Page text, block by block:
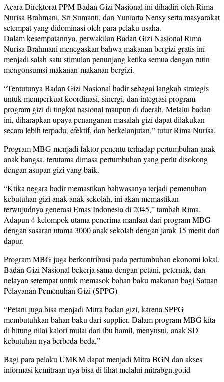
Acara Direktorat PPM Badan Gizi Nasional ini dihadiri oleh Rima
Nurisa Brahmani, Sri Sumanti, dan Yuniarta Nensy serta masyarakat
setempat yang didominasi oleh para pelaku usaha.
Dalam kesempatannya, perwakilan Badan Gizi Nasional Rima
Nurisa Brahmani menegaskan bahwa makanan bergizi gratis ini
menjadi salah satu stimulan penunjang ketika semua dengan rutin
mengonsumsi makanan-makanan bergizi.
“Tentutunya Badan Gizi Nasional hadir sebagai langkah strategis
untuk memperkuat koordinasi, sinergi, dan integrasi program-
program gizi di tingkat nasional maupun di daerah. Melalui badan
ini, diharapkan upaya penanganan masalah gizi dapat dilakukan
secara lebih terpadu, efektif, dan berkelanjutan,” tutur Rima Nurisa.
Program MBG menjadi faktor penentu terhadap pertumbuhan anak
anak bangsa, terutama dimasa pertumbuhan yang perlu disokong
dengan asupan gizi yang baik.
“Ktika negara hadir memastikan bahwasanya terjadi pemenuhan
kebutuhan gizi anak anak sekolah, ini akan memastikan
terwujudnya generasi Emas Indonesia di 2045,” tambah Rima.
Adapun 4 kelompok utama penerima manfaat dari program MBG
dengan sasaran utama 3000 anak sekolah dengan jarak 15 menit dari
dapur.
Program MBG juga berkontribusi pada pertumbuhan ekonomi lokal.
Badan Gizi Nasional bekerja sama dengan petani, peternak, dan
nelayan setempat untuk memasok bahan baku makanan bagi Satuan
Pelayanan Pemenuhan Gizi (SPPG)
“Petani juga bisa menjadi Mitra badan gizi, karena SPPG
membutuhkan bahan baku dari supplier. Dalam program MBG kita
di hitung nilai kalori mulai dari ibu hamil, menyusui, anak SD
kebutuhan nya berbeda-beda,”
Bagi para pelaku UMKM dapat menjadi Mitra BGN dan akses
informasi kemitraan nya bisa di lihat melalui mitrabgn.go.id